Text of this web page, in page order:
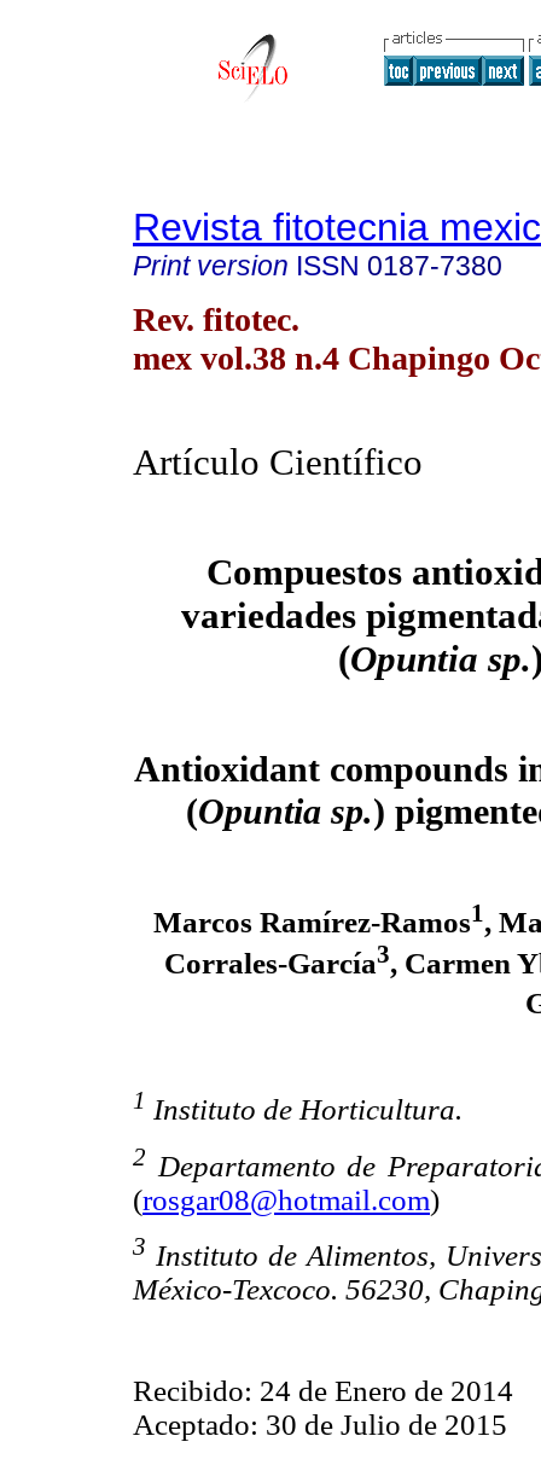
Revista fitotecnia
Print version ISSN 0187-7380
Rev. fitotec.
mex vol.38 n.4 Chapingo
Artículo Científico
Compuestos
variedades
(Opuntia sp.
Antioxidant compounds
(Opuntia sp.)
Marcos Ramírez-Ramos1,
Corrales-García3, Carmen
1 Instituto de Horticultura.
2 Departamento de
(rosgar08@hotmail.com)
3 Instituto de Alimentos,
México-Texcoco. 56230,
Recibido: 24 de Enero de 2014
Aceptado: 30 de Julio de 2015